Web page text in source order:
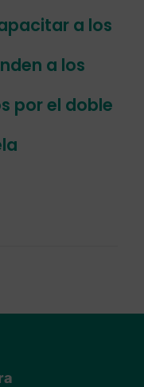
a los
a los
por el doble